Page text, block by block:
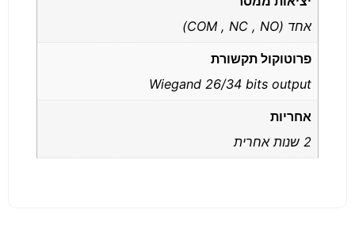
אחד (COM , NC , NO)
פרוטוקול תקשורת
Wiegand 26/34 bits output
אחריות
2 שנות אחרית